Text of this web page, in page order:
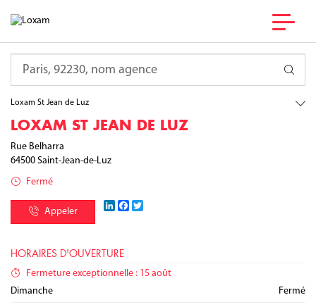
France
Loxam St Jean de Luz
LOXAM ST JEAN DE LUZ
Rue Belharra
64500 Saint-Jean-de-Luz
Fermé
Appeler
LinkedInFacebook
HORAIRES D'OUVERTURE
Fermeture exceptionnelle : 15 août
Lundi
13:30 - 17:30
Mardi 13:30 - 17:30
Mercredi 13:30 - 17:30
Jeudi 13:30 - 17:30
Vendredi 13:30 - 17:00
Samedi Fermé
Dimanche Fermé